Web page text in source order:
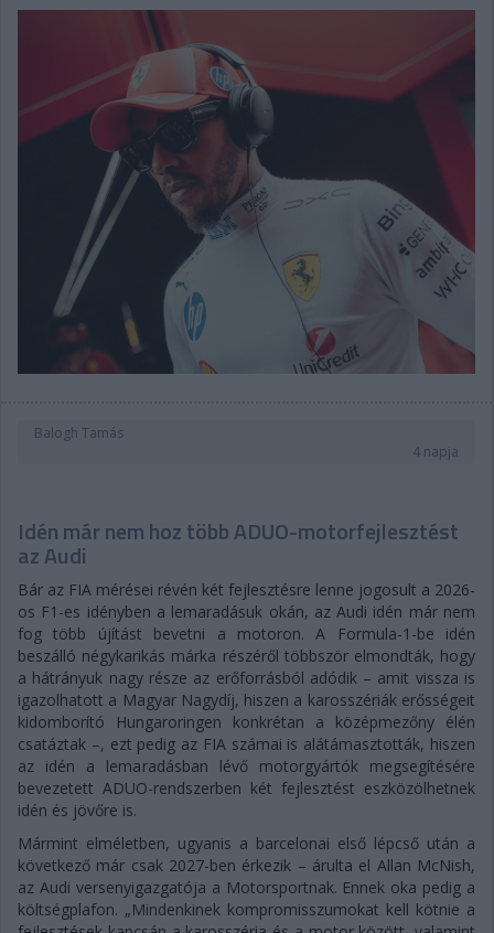
Balogh Tamás
4 napja
Idén már nem hoz több ADUO-motorfejlesztést
az Audi
Bár az FIA mérései révén két fejlesztésre lenne jogosult a 2026-
os F1-es idényben a lemaradásuk okán, az Audi idén már nem
fog több újítást bevetni a motoron. A Formula-1-be idén
beszálló négykarikás márka részéről többször elmondták, hogy
a hátrányuk nagy része az erőforrásból adódik – amit vissza is
igazolhatott a Magyar Nagydíj, hiszen a karosszériák erősségeit
kidomborító Hungaroringen konkrétan a középmezőny élén
csatáztak –, ezt pedig az FIA számai is alátámasztották, hiszen
az idén a lemaradásban lévő motorgyártók megsegítésére
bevezetett ADUO-rendszerben két fejlesztést eszközölhetnek
idén és jövőre is.
Mármint elméletben, ugyanis a barcelonai első lépcső után a
következő már csak 2027-ben érkezik – árulta el Allan McNish,
az Audi versenyigazgatója a Motorsportnak. Ennek oka pedig a
költségplafon. „Mindenkinek kompromisszumokat kell kötnie a